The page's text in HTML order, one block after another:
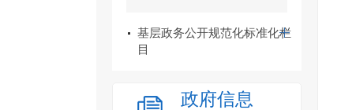
基层政务公开规范化标准化栏
目
政府信息